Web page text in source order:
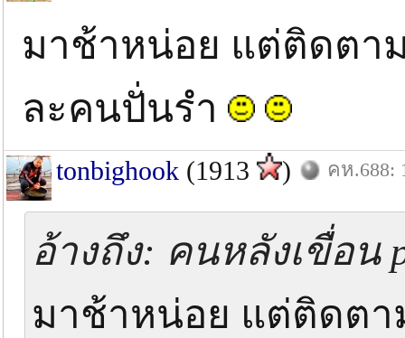
มาช้าหน่อย แต่ติดตา
ละคนปั่นรำ
tonbighook (1913 ) คห.688:
อ้างถึง: คนหลังเขื่อน
มาช้าหน่อย แต่ติดต